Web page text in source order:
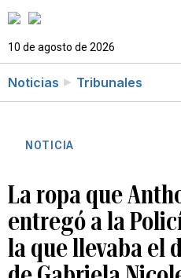
10 de agosto de 2026
Noticias Tribunales
NOTICIA
La ropa que
entregó a la
la que llevaba el